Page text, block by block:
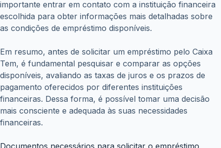
importante entrar em contato com a instituição financeira
escolhida para obter informações mais detalhadas sobre
as condições de empréstimo disponíveis.
Em resumo, antes de solicitar um empréstimo pelo Caixa
Tem, é fundamental pesquisar e comparar as opções
disponíveis, avaliando as taxas de juros e os prazos de
pagamento oferecidos por diferentes instituições
financeiras. Dessa forma, é possível tomar uma decisão
mais consciente e adequada às suas necessidades
financeiras.
Documentos necessários para solicitar o empréstimo